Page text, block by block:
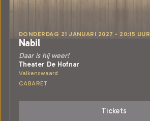
DONDERDAG 21 JANUARI 2027 • 20:15 UUR
Nabil
Daar is hij weer!
Theater De Hofnar
Valkenswaard
CABARET
Tickets